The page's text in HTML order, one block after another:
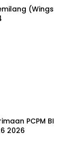
(Wings
PCPM BI
2026